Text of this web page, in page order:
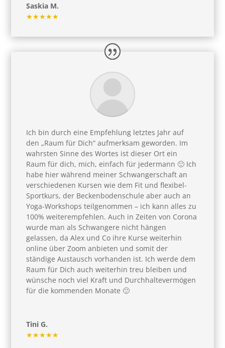
Saskia M.
★★★★★
Ich bin durch eine Empfehlung letztes Jahr auf
den „Raum für Dich“ aufmerksam geworden. Im
wahrsten Sinne des Wortes ist dieser Ort ein
Raum für dich, mich, einfach für jedermann 🙂 Ich
habe hier während meiner Schwangerschaft an
verschiedenen Kursen wie dem Fit und flexibel-
Sportkurs, der Beckenbodenschule aber auch an
Yoga-Workshops teilgenommen – ich kann alles zu
100% weiterempfehlen. Auch in Zeiten von Corona
wurde man als Schwangere nicht hängen
gelassen, da Alex und Co ihre Kurse weiterhin
online über Zoom anbieten und somit der
ständige Austausch vorhanden ist. Ich werde dem
Raum für Dich auch weiterhin treu bleiben und
wünsche noch viel Kraft und Durchhaltevermögen
für die kommenden Monate 🙂
Tini G.
★★★★★